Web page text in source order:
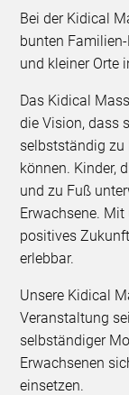
Bei der Kidical
bunten
und kleiner Orte
Das Kidical
die Vision, dass
selbstständig zu
können. Kinder,
und zu Fuß
Erwachsene.
positives
erlebbar.
Unsere Kidical
Veranstaltung
selbständiger
Erwachsenen
einsetzen.